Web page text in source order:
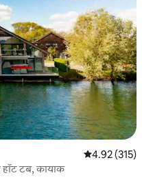
औसत रेटिंग 5 में से
4.92 (315)
टब, कायाक